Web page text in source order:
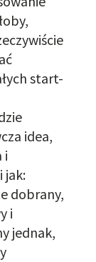
start-
idea,
i
jak:
dobrany,
i
jednak,